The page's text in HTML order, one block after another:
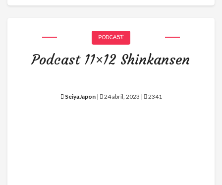
PODCAST
Podcast 11×12 Shinkansen
SeiyaJapon| 24 abril, 2023 | 2341